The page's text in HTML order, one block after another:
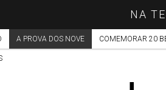
NA
A PROVA DOS NOVE COMEMORAR 20